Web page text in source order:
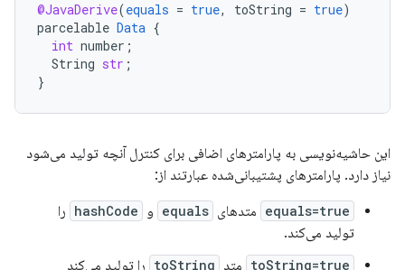
@JavaDerive(equals = true, toString = true)
parcelable Data {
int number ;
String str ;
}
این حاشیه‌نویسی به پارامترهای اضافی برای کنترل آنچه تولید می‌شود
نیاز دارد. پارامترهای پشتیبانی‌شده عبارتند از:
equals=true متدهای equals و hashCode را
تولید می‌کند.
toString=true متد toString را تولید می‌کند